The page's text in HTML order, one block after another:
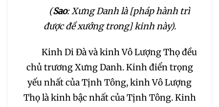
203 204 205
206 207 208
209 210 211 212
(Sao: Xưng Danh là [pháp hành trì
được đề xướng trong] kinh này).
Kinh Di Đà và kinh Vô Lượng Thọ đều
chủ trương Xưng Danh. Kinh điển trọng
yếu nhất của Tịnh Tông, kinh Vô Lượng
Thọ là kinh bậc nhất của Tịnh Tông. Kinh